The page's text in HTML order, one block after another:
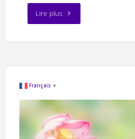
Lire plus"Le
Français ▼